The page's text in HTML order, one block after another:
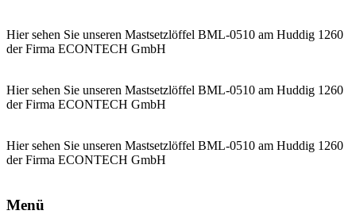
Hier sehen Sie unseren Mastsetzlöffel BML-0510 am Huddig 1260
der Firma ECONTECH GmbH
Hier sehen Sie unseren Mastsetzlöffel BML-0510 am Huddig 1260
der Firma ECONTECH GmbH
Hier sehen Sie unseren Mastsetzlöffel BML-0510 am Huddig 1260
der Firma ECONTECH GmbH
Menü